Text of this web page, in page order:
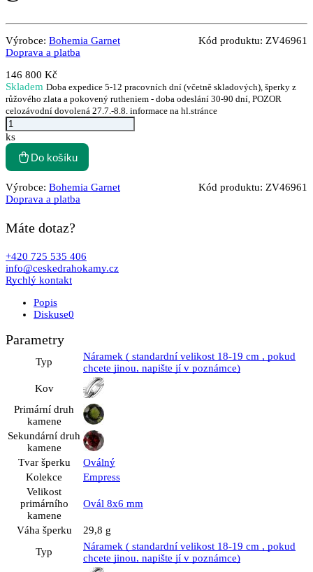
Výrobce: Bohemia Garnet Kód produktu: ZV46961
Doprava a platba
146 800 Kč
Skladem Doba expedice 5-12 pracovních dní (včetně skladových), šperky z
růžového zlata a pokovený rutheniem - doba odeslání 30-90 dní, POZOR
celozávodní dovolená 27.7.-8.8. informace na hl.stránce
ks
Do košíku
Výrobce: Bohemia Garnet Kód produktu: ZV46961
Doprava a platba
Máte dotaz?
+420 725 535 406
info@ceskedrahokamy.cz
Rychlý kontakt
Popis
Diskuse0
Parametry
Typ
Náramek ( standardní velikost 18-19 cm , pokud
chcete jinou, napište jí v poznámce)
Kov
Primární druh
kamene
Sekundární druh
kamene
Tvar šperku
Oválný
Kolekce
Empress
Velikost
primárního
kamene
Ovál 8x6 mm
Váha šperku
29,8 g
Typ
Náramek ( standardní velikost 18-19 cm , pokud
chcete jinou, napište jí v poznámce)